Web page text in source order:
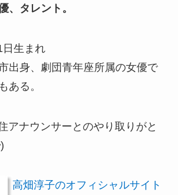
、タレント。
日生まれ
出身、劇団青年座所属の女優で
ある。
アナウンサーとのやり取りがと
高畑淳子のオフィシャルサイト